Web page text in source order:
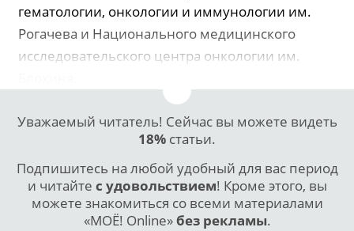
гематологии, онкологии и иммунологии им.
Рогачева и Национального медицинского
исследовательского центра онкологии им.
Уважаемый читатель! Сейчас вы можете видеть
18% статьи.
Подпишитесь на любой удобный для вас период
и читайте с удовольствием! Кроме этого, вы
можете знакомиться со всеми материалами
«МОЁ! Online»без рекламы.